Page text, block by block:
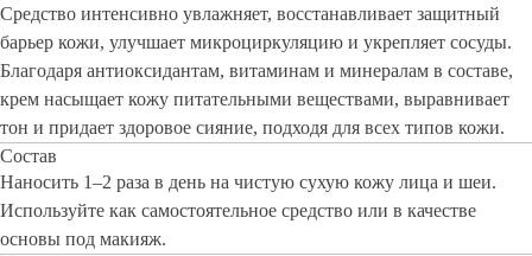
Средство интенсивно увлажняет, восстанавливает защитный
барьер кожи, улучшает микроциркуляцию и укрепляет сосуды.
Благодаря антиоксидантам, витаминам и минералам в составе,
крем насыщает кожу питательными веществами, выравнивает
тон и придает здоровое сияние, подходя для всех типов кожи.
Состав
Наносить 1–2 раза в день на чистую сухую кожу лица и шеи.
Используйте как самостоятельное средство или в качестве
основы под макияж.